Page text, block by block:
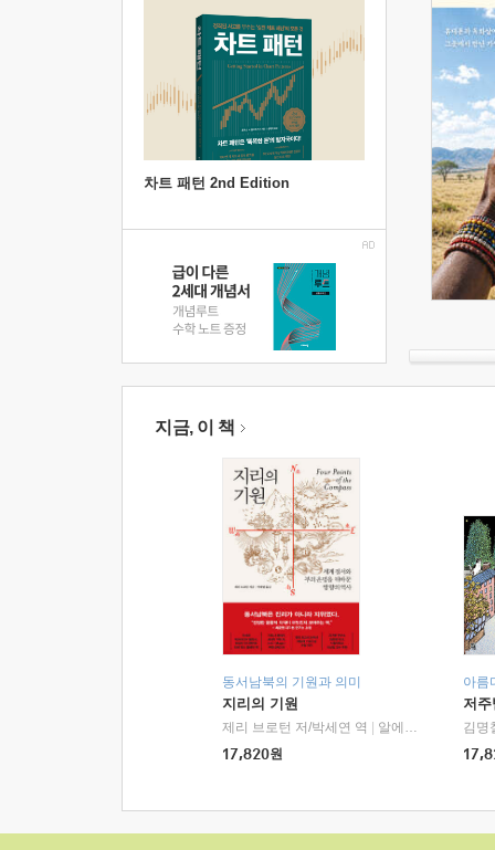
차트 패턴 2nd Edition
지금, 이 책
동서남북의 기원과 의미
지리의 기원
제리 브로턴 저/박세연 역
알에이치코리아(RHK)
17,820원
아름
저
김명